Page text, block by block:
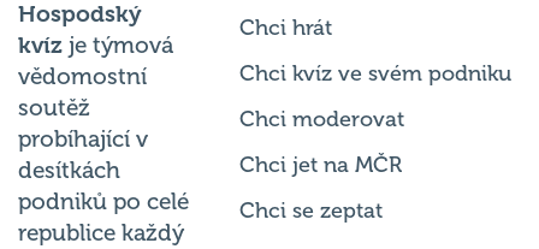
Hospodský
kvíz je týmová
vědomostní
soutěž
probíhající v
desítkách
podniků po celé
republice každý
Chci hrát
Chci kvíz ve svém podniku
Chci moderovat
Chci jet na MČR
Chci se zeptat